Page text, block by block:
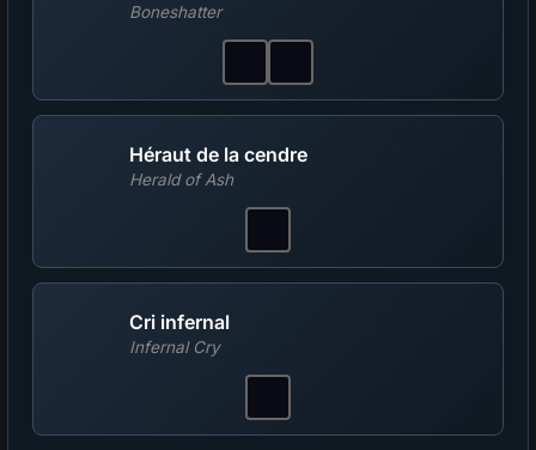
Boneshatter
Héraut de la cendre
Herald of Ash
Cri infernal
Infernal Cry